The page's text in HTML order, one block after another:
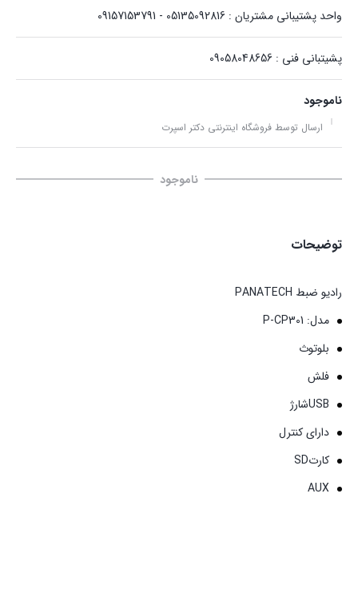
واحد پشتیبانی مشتریان : 05135092816 - 09157153791
پشیتبانی فنی : 09058048656
ناموجود
ارسال توسط فروشگاه اینترنتی دکتر اسپرت
ناموجود
توضیحات
رادیو ضبط PANATECH
مدل: P-CP301
بلوتوث
فلش
USBشارژ
دارای کنترل
کارتSD
AUX